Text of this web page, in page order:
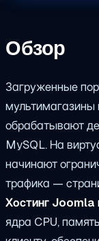
Обзор
Загруженные
обрабатывают
MySQL. На
начинают
трафика —
Хостинг Joomla
ядра CPU,